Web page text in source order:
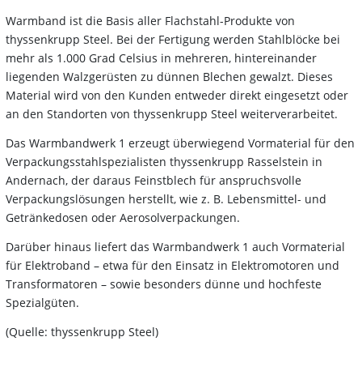
Warmband ist die Basis aller Flachstahl-Produkte von
thyssenkrupp Steel. Bei der Fertigung werden Stahlblöcke bei
mehr als 1.000 Grad Celsius in mehreren, hintereinander
liegenden Walzgerüsten zu dünnen Blechen gewalzt. Dieses
Material wird von den Kunden entweder direkt eingesetzt oder
an den Standorten von thyssenkrupp Steel weiterverarbeitet.
Das Warmbandwerk 1 erzeugt überwiegend Vormaterial für den
Verpackungsstahlspezialisten thyssenkrupp Rasselstein in
Andernach, der daraus Feinstblech für anspruchsvolle
Verpackungslösungen herstellt, wie z. B. Lebensmittel- und
Getränkedosen oder Aerosolverpackungen.
Darüber hinaus liefert das Warmbandwerk 1 auch Vormaterial
für Elektroband – etwa für den Einsatz in Elektromotoren und
Transformatoren – sowie besonders dünne und hochfeste
Spezialgüten.
(Quelle: thyssenkrupp Steel)